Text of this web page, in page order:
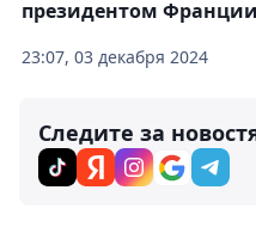
23:07, 03 декабря 2024
президентом
Следите за